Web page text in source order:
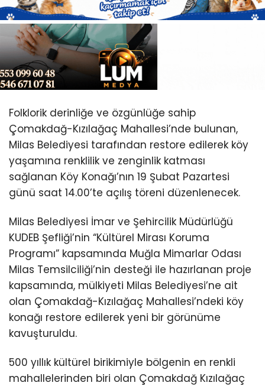
Folklorik derinliğe ve özgünlüğe sahip
Çomakdağ-Kızılağaç Mahallesi’nde bulunan,
Milas Belediyesi tarafından restore edilerek köy
yaşamına renklilik ve zenginlik katması
sağlanan Köy Konağı’nın 19 Şubat Pazartesi
günü saat 14.00’te açılış töreni düzenlenecek.
Milas Belediyesi İmar ve Şehircilik Müdürlüğü
KUDEB Şefliği’nin “Kültürel Mirası Koruma
Programı” kapsamında Muğla Mimarlar Odası
Milas Temsilciliği’nin desteği ile hazırlanan proje
kapsamında, mülkiyeti Milas Belediyesi’ne ait
olan Çomakdağ-Kızılağaç Mahallesi’ndeki köy
konağı restore edilerek yeni bir görünüme
kavuşturuldu.
500 yıllık kültürel birikimiyle bölgenin en renkli
mahallelerinden biri olan Çomakdağ Kızılağaç